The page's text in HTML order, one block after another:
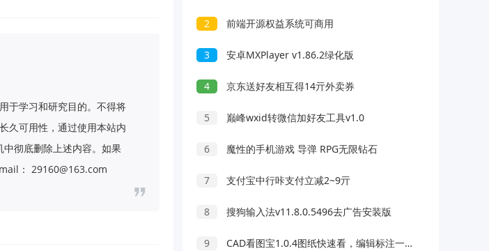
于学习和研究目的。不得将
久可用性，通过使用本站内
彻底删除上述内容。如果
： 29160@163.com
2 前端开源权益系统可商用
3 安卓MXPlayer v1.86.2绿化版
4 京东送好友相互得14亓外卖券
5 巅峰wxid转微信加好友工具v1.0
6 魔性的手机游戏 导弹 RPG无限钻石
7 支付宝中行咔支付立减2~9亓
8 搜狗输入法v11.8.0.5496去广告安装版
9 CAD看图宝1.0.4图纸快速看，编辑标注一条龙解锁版